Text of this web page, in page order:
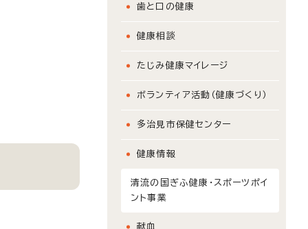
歯と口の健康
健康相談
たじみ健康マイレージ
ボランティア活動（健康づくり）
多治見市保健センター
健康情報
清流の国ぎふ健康・スポーツポイ
ント事業
献血